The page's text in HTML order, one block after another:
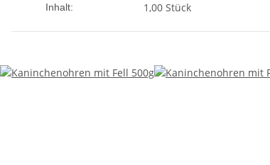
Inhalt: 1,00 Stück